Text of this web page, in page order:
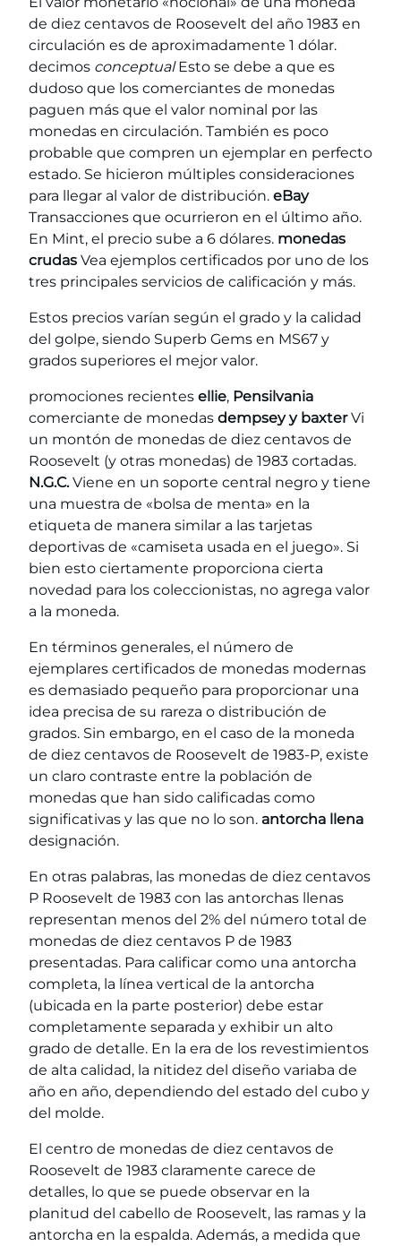
de diez centavos de Roosevelt del año 1983 en
circulación es de aproximadamente 1 dólar.
decimos conceptualEsto se debe a que es
dudoso que los comerciantes de monedas
paguen más que el valor nominal por las
monedas en circulación. También es poco
probable que compren un ejemplar en perfecto
estado. Se hicieron múltiples consideraciones
para llegar al valor de distribución. eBay
Transacciones que ocurrieron en el último año.
En Mint, el precio sube a 6 dólares. monedas
crudas Vea ejemplos certificados por uno de los
tres principales servicios de calificación y más.
Estos precios varían según el grado y la calidad
del golpe, siendo Superb Gems en MS67 y
grados superiores el mejor valor.
promociones recientes ellie, Pensilvania
comerciante de monedas dempsey y baxterVi
un montón de monedas de diez centavos de
Roosevelt (y otras monedas) de 1983 cortadas.
N.G.C.Viene en un soporte central negro y tiene
una muestra de «bolsa de menta» en la
etiqueta de manera similar a las tarjetas
deportivas de «camiseta usada en el juego». Si
bien esto ciertamente proporciona cierta
novedad para los coleccionistas, no agrega valor
a la moneda.
En términos generales, el número de
ejemplares certificados de monedas modernas
es demasiado pequeño para proporcionar una
idea precisa de su rareza o distribución de
grados. Sin embargo, en el caso de la moneda
de diez centavos de Roosevelt de 1983-P, existe
un claro contraste entre la población de
monedas que han sido calificadas como
significativas y las que no lo son. antorcha llena
designación.
En otras palabras, las monedas de diez centavos
P Roosevelt de 1983 con las antorchas llenas
representan menos del 2% del número total de
monedas de diez centavos P de 1983
presentadas. Para calificar como una antorcha
completa, la línea vertical de la antorcha
(ubicada en la parte posterior) debe estar
completamente separada y exhibir un alto
grado de detalle. En la era de los revestimientos
de alta calidad, la nitidez del diseño variaba de
año en año, dependiendo del estado del cubo y
del molde.
El centro de monedas de diez centavos de
Roosevelt de 1983 claramente carece de
detalles, lo que se puede observar en la
planitud del cabello de Roosevelt, las ramas y la
antorcha en la espalda. Además, a medida que